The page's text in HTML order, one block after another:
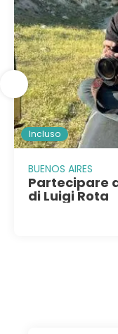
Incluso
BUENOS AIRES
Partecipare
di Luigi Rota